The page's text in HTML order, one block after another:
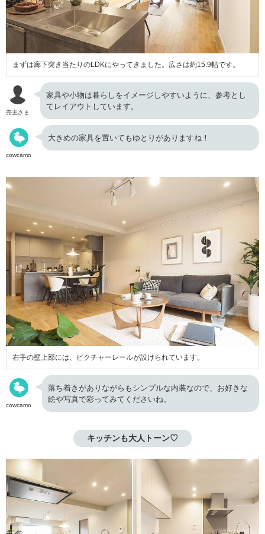
まずは廊下突き当たりのLDKにやってきました。広さは約15.9帖です。
売主さま
家具や小物は暮らしをイメージしやすいように、参考とし
てレイアウトしています。
cowcamo
大きめの家具を置いてもゆとりがありますね！
右手の壁上部には、ピクチャーレールが設けられています。
cowcamo
落ち着きがありながらもシンプルな内装なので、お好きな
絵や写真で彩ってみてくださいね。
キッチンも大人トーン♡